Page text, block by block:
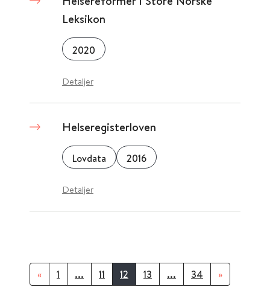
Leksikon
2020
Detaljer
Helseregisterloven
Lovdata 2016
Detaljer
« 1 ... 11 12 13 ... 34 »